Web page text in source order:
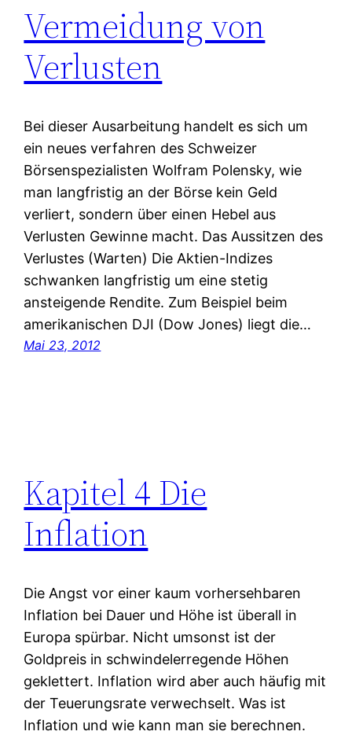
Vermeidung von
Verlusten
Bei dieser Ausarbeitung handelt es sich um
ein neues verfahren des Schweizer
Börsenspezialisten Wolfram Polensky, wie
man langfristig an der Börse kein Geld
verliert, sondern über einen Hebel aus
Verlusten Gewinne macht. Das Aussitzen des
Verlustes (Warten) Die Aktien-Indizes
schwanken langfristig um eine stetig
ansteigende Rendite. Zum Beispiel beim
amerikanischen DJI (Dow Jones) liegt die…
Mai 23, 2012
Kapitel 4 Die
Inflation
Die Angst vor einer kaum vorhersehbaren
Inflation bei Dauer und Höhe ist überall in
Europa spürbar. Nicht umsonst ist der
Goldpreis in schwindelerregende Höhen
geklettert. Inflation wird aber auch häufig mit
der Teuerungsrate verwechselt. Was ist
Inflation und wie kann man sie berechnen.